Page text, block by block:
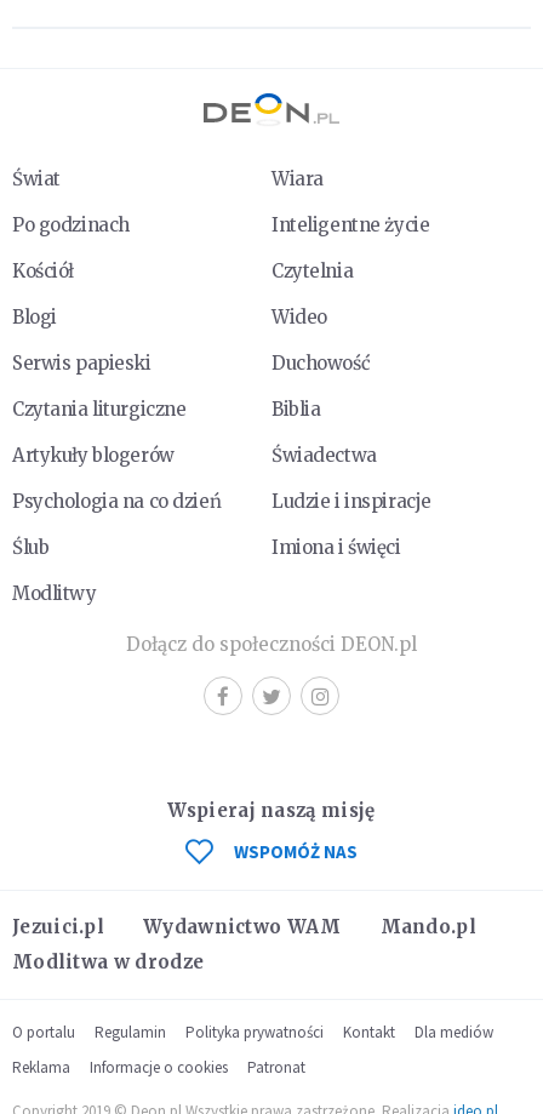
Świat
Wiara
Po godzinach
Inteligentne życie
Kościół
Czytelnia
Blogi
Wideo
Serwis papieski
Duchowość
Czytania liturgiczne
Biblia
Artykuły blogerów
Świadectwa
Psychologia na co dzień
Ludzie i inspiracje
Ślub
Imiona i święci
Modlitwy
Dołącz do społeczności DEON.pl
Jezuici.pl Wydawnictwo WAM
Mando.pl
Modlitwa w drodze
Wspieraj naszą misję
WSPOMÓŻ NAS
O portalu Regulamin Polityka prywatności Kontakt
Dla mediów
Reklama
Informacje o cookies Patronat